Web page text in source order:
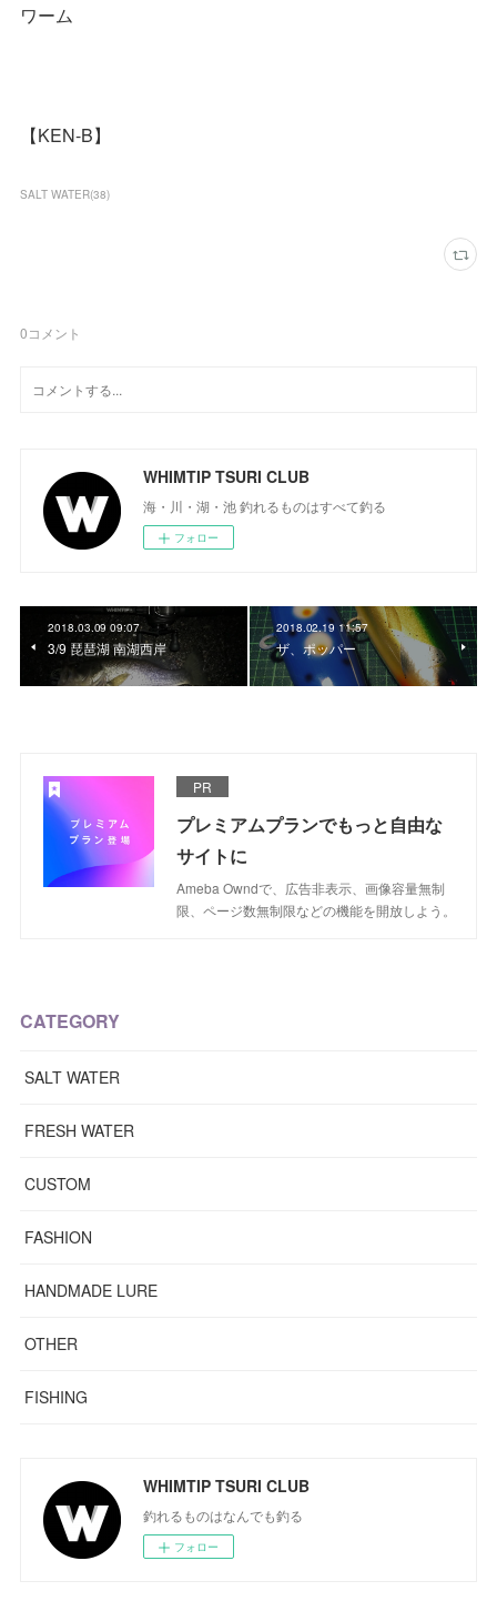
ワーム
【KEN-B】
SALT WATER(38)
0コメント
WHIMTIP TSURI CLUB
海・川・湖・池 釣れるものはすべて釣る
フォロー
2018.03.09 09:07
3/9 琵琶湖 南湖西岸
2018.02.19 11:57
ザ、ポッパー
PR
プレミアムプランでもっと自由な
サイトに
Ameba Owndで、広告非表示、画像容量無制
限、ページ数無制限などの機能を開放しよう。
CATEGORY
SALT WATER
FRESH WATER
CUSTOM
FASHION
HANDMADE LURE
OTHER
FISHING
WHIMTIP TSURI CLUB
釣れるものはなんでも釣る
フォロー